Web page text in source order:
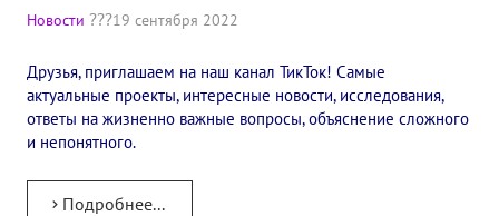
Книги
Плейлист "Международный научно-исследовательский
Плейлист "«Тайная Доктрина» Класс онлайн изучения"
Плейлист "Выпуски рубрики «ТЕОСОФСКИЙ КВИЗИ»"
Новости 19 сентября 2022
Друзья, приглашаем на наш канал ТикТок! Самые
актуальные проекты, интересные новости, исследования,
ответы на жизненно важные вопросы, объяснение сложного
и непонятного.
Подробнее...